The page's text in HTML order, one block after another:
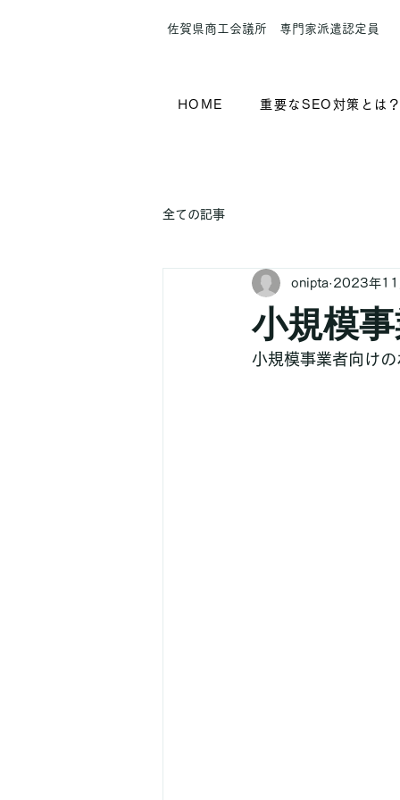
​佐賀県商工会議所 専門家派遣認定員
HOME 重要なSEO対策とは
全ての記事
小規模
onipta 2023年11
小規模事業者向け